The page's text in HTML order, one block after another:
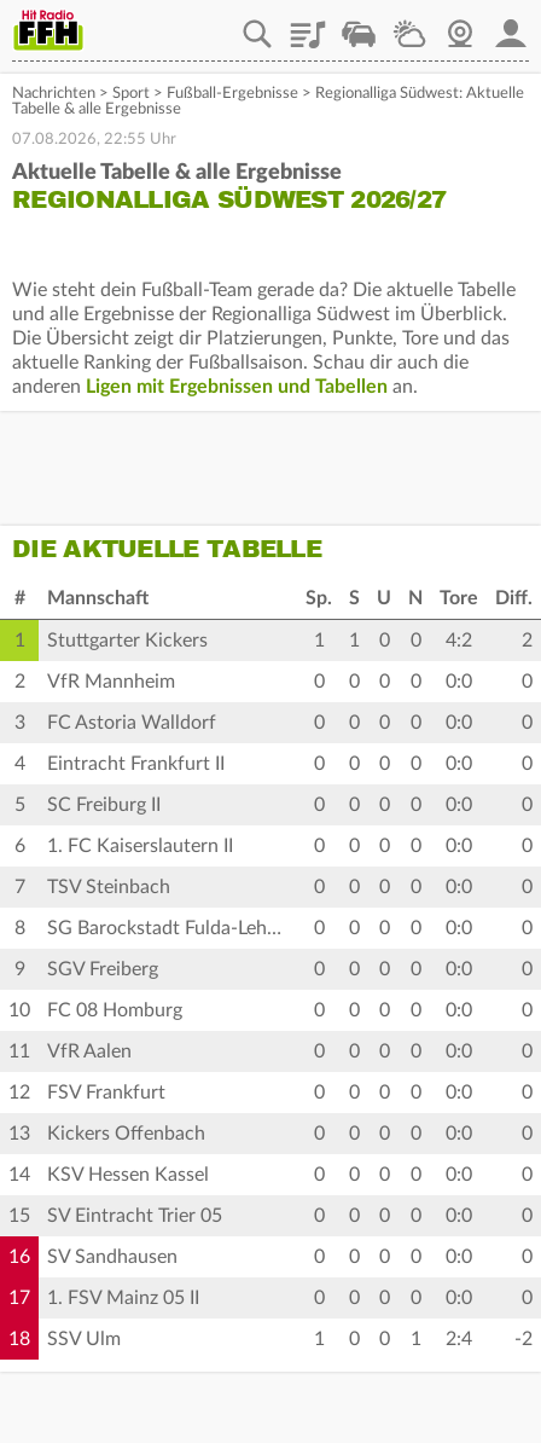
PlaylistStaupilotWetterWebcam
Nachrichten > Sport > Fußball-Ergebnisse > Regionalliga Südwest: Aktuelle
Tabelle & alle Ergebnisse
07.08.2026, 22:55 Uhr
Aktuelle Tabelle & alle Ergebnisse
REGIONALLIGA SÜDWEST 2026/27
Wie steht dein Fußball-Team gerade da? Die aktuelle Tabelle
und alle Ergebnisse der Regionalliga Südwest im Überblick.
Die Übersicht zeigt dir Platzierungen, Punkte, Tore und das
aktuelle Ranking der Fußballsaison. Schau dir auch die
anderen Ligen mit Ergebnissen und Tabellen an.
DIE AKTUELLE TABELLE
# Mannschaft Sp. S U N Tore Diff.
1 Stuttgarter Kickers 1 1 0 0 4:2 2
2 VfR Mannheim 0 0 0 0 0:0 0
3 FC Astoria Walldorf 0 0 0 0 0:0 0
4 Eintracht Frankfurt II 0 0 0 0 0:0 0
5 SC Freiburg II 0 0 0 0 0:0 0
6 1. FC Kaiserslautern II 0 0 0 0 0:0 0
7 TSV Steinbach 0 0 0 0 0:0 0
8 SG Barockstadt Fulda-Lehnerz 0 0 0 0 0:0 0
9 SGV Freiberg 0 0 0 0 0:0 0
10 FC 08 Homburg 0 0 0 0 0:0 0
11 VfR Aalen 0 0 0 0 0:0 0
12 FSV Frankfurt 0 0 0 0 0:0 0
13 Kickers Offenbach 0 0 0 0 0:0 0
14 KSV Hessen Kassel 0 0 0 0 0:0 0
15 SV Eintracht Trier 05 0 0 0 0 0:0 0
16 SV Sandhausen 0 0 0 0 0:0 0
17 1. FSV Mainz 05 II 0 0 0 0 0:0 0
18 SSV Ulm 1 0 0 1 2:4 -2